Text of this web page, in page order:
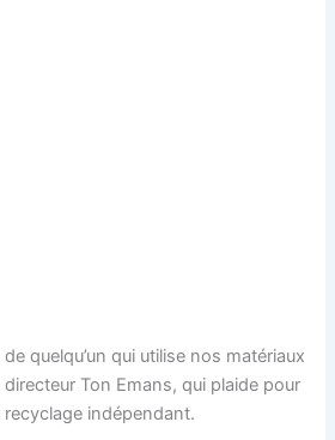
quelqu’un qui utilise nos matériaux
Ton Emans, qui plaide pour
recyclage indépendant.